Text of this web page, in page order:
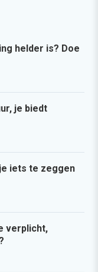
helder is? Doe
je biedt
iets te zeggen
verplicht,